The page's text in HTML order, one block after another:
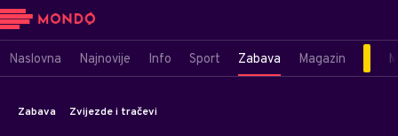
Naslovna Najnovije Info Sport Zabava Magazin
Zabava Zvijezde i tračevi